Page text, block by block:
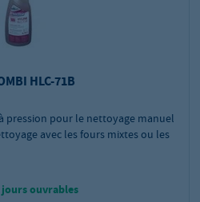
HLC-71B
pression pour le nettoyage manuel
avec les fours mixtes ou les
jours ouvrables